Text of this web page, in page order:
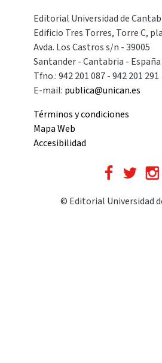
Editorial Universidad de
Edificio Tres Torres, Torre C,
Avda. Los Castros s/n - 39005
Santander - Cantabria - España
Tfno.: 942 201 087 - 942 201 291
E-mail: publica@unican.es
Términos y condiciones
Mapa Web
Accesibilidad
© Editorial Universidad